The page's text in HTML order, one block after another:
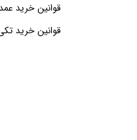
قوانین خرید
قوانین خرید